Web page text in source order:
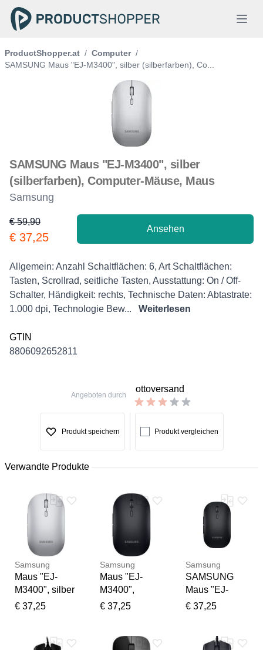
ProductShopper.at / Computer /
SAMSUNG Maus "EJ-M3400", silber (silberfarben), Co...
SAMSUNG Maus "EJ-M3400", silber
(silberfarben), Computer-Mäuse, Maus
Samsung
Product information
€ 59,90
€ 37,25
Ansehen
Description
Allgemein: Anzahl Schaltflächen: 6, Art Schaltflächen:
Tasten, Scrollrad, seitliche Tasten, Ausstattung: On / Off-
Schalter, Händigkeit: rechts, Technische Daten: Abtastrate:
1.000 dpi, Technologie Bew...
Weiterlesen
GTIN
8806092652811
Angeboten durch
ottoversand
Produkt speichern Produkt vergleichen
Verwandte Produkte
Samsung
Maus "EJ-
M3400", silber
(silberfarben),
€ 37,25
Samsung
Maus "EJ-
M3400",
schwarz,
€ 37,25
Samsung
SAMSUNG
Maus "EJ-
M3400",
Mäuse, Maus
€ 37,25